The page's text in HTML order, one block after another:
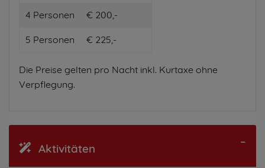
4 Personen € 200,-
5 Personen € 225,-
Die Preise gelten pro Nacht inkl. Kurtaxe ohne
Verpflegung.
Aktivitäten